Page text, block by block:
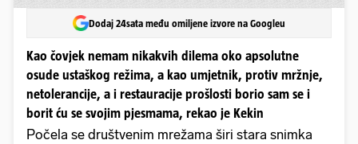
Dodaj 24sata među omiljene izvore na Googleu
Kao čovjek nemam nikakvih dilema oko apsolutne
osude ustaškog režima, a kao umjetnik, protiv mržnje,
netolerancije, a i restauracije prošlosti borio sam se i
borit ću se svojim pjesmama, rekao je Kekin
Počela se društvenim mrežama širi stara snimka